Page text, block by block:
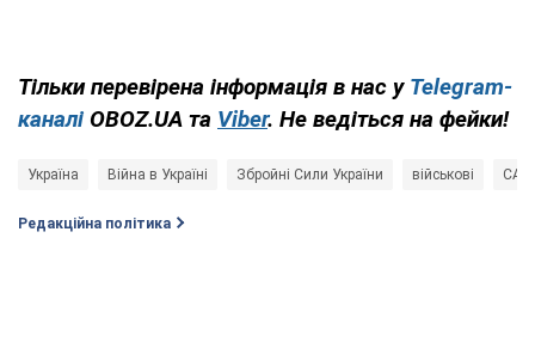
Тільки перевірена інформація в нас у Telegram-
каналі OBOZ.UA та Viber. Не ведіться на фейки!
Україна Війна в Україні Збройні Сили України військові САУ
Редакційна політика